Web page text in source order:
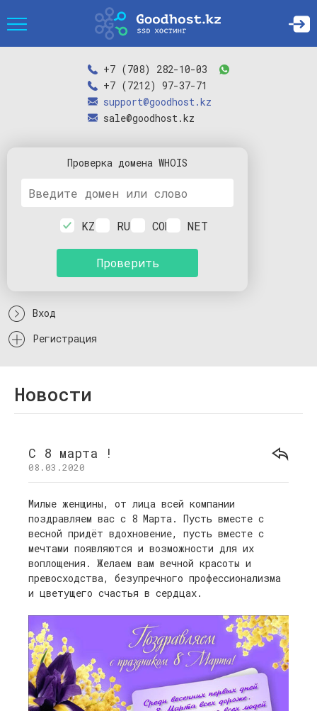
+7 (708) 282-10-03
+7 (7212) 97-37-71
support@goodhost.kz
sale@goodhost.kz
Проверка домена WHOIS
Проверить
KZ RU COM NET
Вход
Регистрация
Новости
C 8 марта !
08.03.2020
Милые женщины, от лица всей компании
поздравляем вас с 8 Марта. Пусть вместе с
весной придёт вдохновение, пусть вместе с
мечтами появляются и возможности для их
воплощения. Желаем вам вечной красоты и
превосходства, безупречного профессионализма
и цветущего счастья в сердцах.